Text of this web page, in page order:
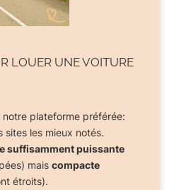
LOUER UNE VOITURE
plateforme préférée:
sites les mieux notés.
suffisamment puissante
mais compacte
étroits).